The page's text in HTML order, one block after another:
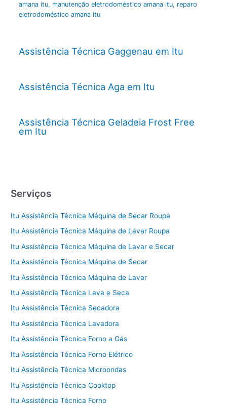
amana itu, manutenção eletrodoméstico amana itu, reparo
eletrodoméstico amana itu
Assistência Técnica Gaggenau em Itu
Assistência Técnica Aga em Itu
Assistência Técnica Geladeia Frost Free
em Itu
Serviços
Itu Assistência Técnica Máquina de Secar Roupa
Itu Assistência Técnica Máquina de Lavar Roupa
Itu Assistência Técnica Máquina de Lavar e Secar
Itu Assistência Técnica Máquina de Secar
Itu Assistência Técnica Máquina de Lavar
Itu Assistência Técnica Lava e Seca
Itu Assistência Técnica Secadora
Itu Assistência Técnica Lavadora
Itu Assistência Técnica Forno a Gás
Itu Assistência Técnica Forno Elétrico
Itu Assistência Técnica Microondas
Itu Assistência Técnica Cooktop
Itu Assistência Técnica Forno